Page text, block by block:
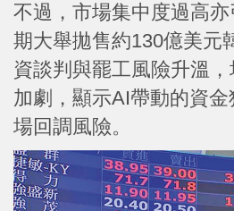
不過，市場集中度過高
期大舉拋售約130億美元
資談判與罷工風險升溫
加劇，顯示AI帶動的資
場回調風險。